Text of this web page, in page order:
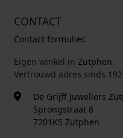
CONTACT
Contact formulier.
Eigen winkel in Zutphen.
Vertrouwd adres sinds
De Grijff Juweliers
Sprongstraat 8
7201KS Zutphen